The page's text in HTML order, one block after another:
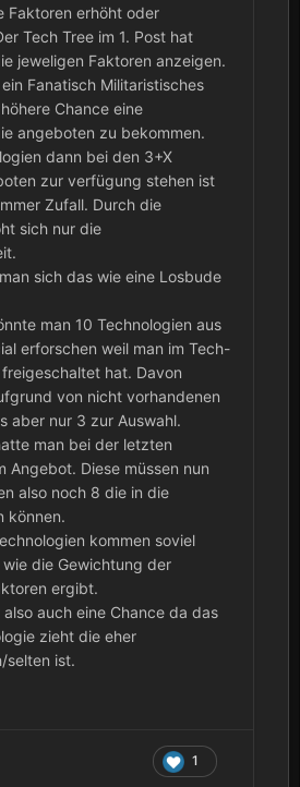
Faktoren erhöht oder
Tech Tree im 1. Post hat
jeweligen Faktoren anzeigen.
Fanatisch Militaristisches
Chance eine
angeboten zu bekommen.
dann bei den 3+X
zur verfügung stehen ist
Zufall. Durch die
sich nur die
sich das wie eine Losbude
man 10 Technologien aus
erforschen weil man im Tech-
hat. Davon
von nicht vorhandenen
aber nur 3 zur Auswahl.
man bei der letzten
Angebot. Diese müssen nun
also noch 8 die in die
können.
kommen soviel
die Gewichtung der
ergibt.
auch eine Chance da das
zieht die eher
selten ist.
1